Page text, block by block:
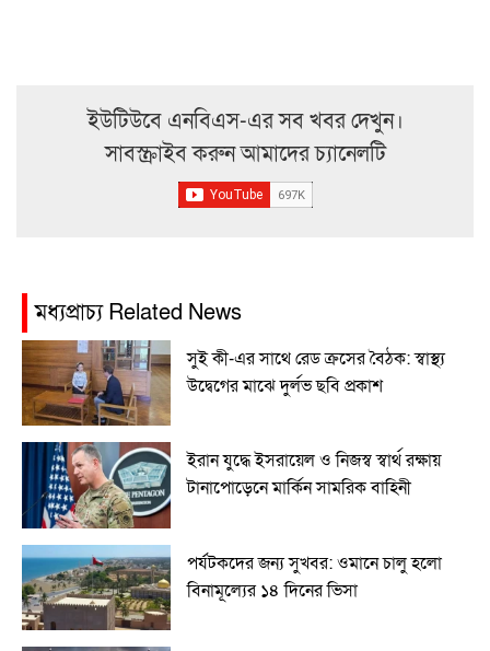
ইউটিউবে এনবিএস-এর সব খবর দেখুন।
সাবস্ক্রাইব করুন আমাদের চ্যানেলটি
মধ্যপ্রাচ্য Related News
সুই কী-এর সাথে রেড ক্রসের বৈঠক: স্বাস্থ্য
উদ্বেগের মাঝে দুর্লভ ছবি প্রকাশ
ইরান যুদ্ধে ইসরায়েল ও নিজস্ব স্বার্থ রক্ষায়
টানাপোড়েনে মার্কিন সামরিক বাহিনী
পর্যটকদের জন্য সুখবর: ওমানে চালু হলো
বিনামূল্যের ১৪ দিনের ভিসা